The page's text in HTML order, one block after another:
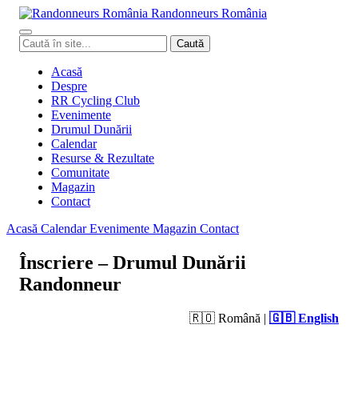
Randonneurs România
Caută
în
Caută
Acasă
Despre
RR Cycling Club
Evenimente
Drumul Dunării
Calendar
Resurse & Rezultate
Comunitate
Magazin
Contact
Acasă CalendarEvenimente Magazin Contact
Înscriere – Drumul Dunării
Randonneur
🇷🇴 Română | 🇬🇧 English